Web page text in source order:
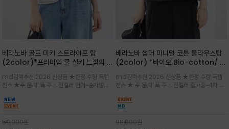
베라노바 골프 미키 스트라이프 탑
(2color)*프리미엄 쿨 실키 느낌의 폴
내 ★골프 미키티 포함 구매및 20만원
넘는 구매고객님께는 타이틀리스트 베라
노바 골프공 2피스 3구 증정(소진시 마
감)★
md강력추천 2026 신상품 ★한정 수량 득템
찬스 ★주.문.대.폭.주 - 전컬러 인기~순차발송
이프가 산뜻한 컬러감을 연출/안정감 있는 라운
드 넥라인과 여유있는 스탠다드 핏으로 여름내내
이쁘게 입으세요 ^^
59,000원
베라노바 썸머 미니멀 코튼 블라우스탑
(2color) *바이오 Bio-cotton/ 시
럼 편안하지만 블라우스처럼 단정한 무
드가 느껴지는 코튼 블라우스 탑
md강력추천 2026 신상품 ★한정 수량 득템
찬스 ★ 주.문.대.폭.주 - 전컬러 출고중~4차 리
볍게 퍼지는 박시한 실루엣과 크롭 기장이 하체
를 길어 보이게 해주며 와이드 팬츠와 셋업
98,000원